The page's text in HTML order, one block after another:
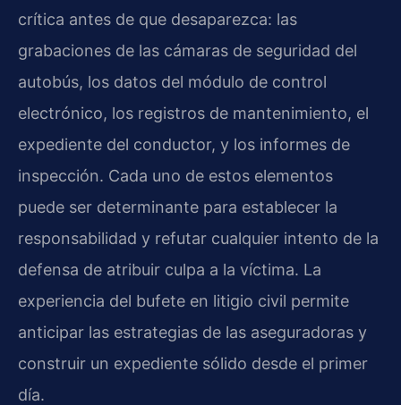
crítica antes de que desaparezca: las
grabaciones de las cámaras de seguridad del
autobús, los datos del módulo de control
electrónico, los registros de mantenimiento, el
expediente del conductor, y los informes de
inspección. Cada uno de estos elementos
puede ser determinante para establecer la
responsabilidad y refutar cualquier intento de la
defensa de atribuir culpa a la víctima. La
experiencia del bufete en litigio civil permite
anticipar las estrategias de las aseguradoras y
construir un expediente sólido desde el primer
día.